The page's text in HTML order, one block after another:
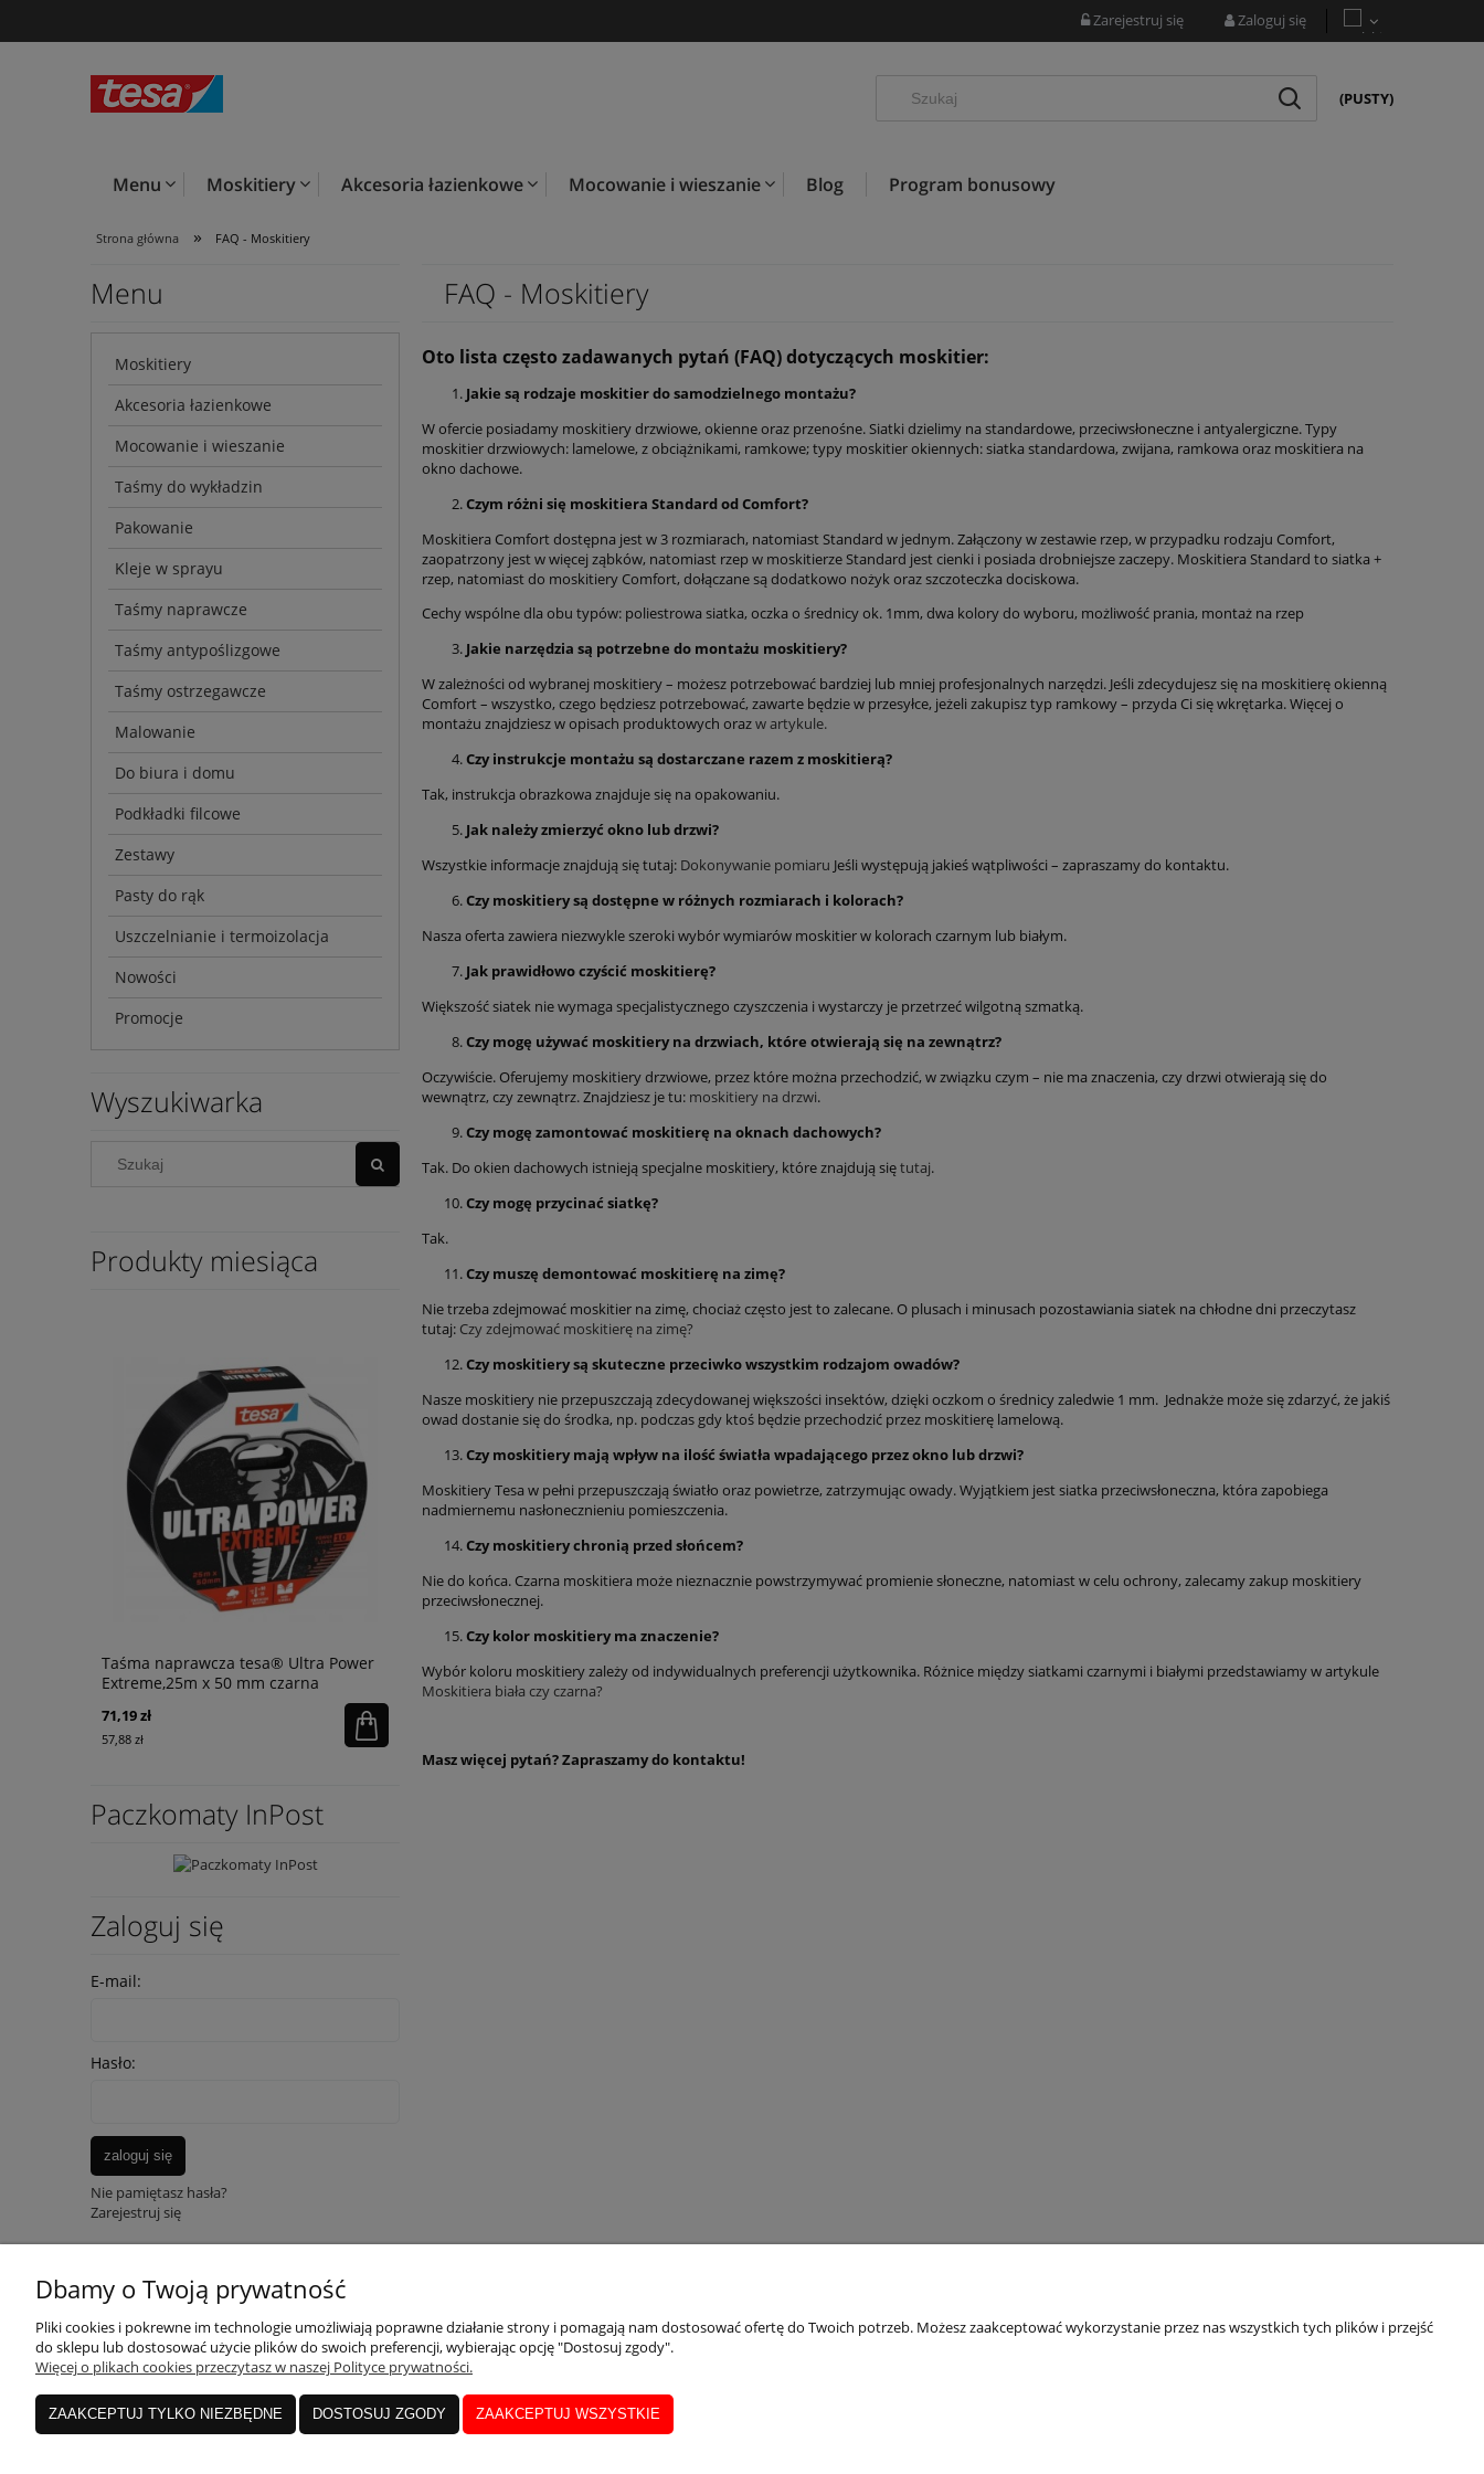
Zarejestruj się Zaloguj się
(PUSTY)
Menu Moskitiery Akcesoria łazienkowe Mocowanie i wieszanie Blog Program bonusowy
Strona główna » FAQ - Moskitiery
Menu
Moskitiery
Akcesoria łazienkowe
Mocowanie i wieszanie
Taśmy do wykładzin
Pakowanie
Kleje w sprayu
Taśmy naprawcze
Taśmy antypoślizgowe
Taśmy ostrzegawcze
Malowanie
Do biura i domu
Podkładki filcowe
Zestawy
Pasty do rąk
Uszczelnianie i termoizolacja
Nowości
Promocje
Wyszukiwarka
Produkty miesiąca
Taśma naprawcza tesa® Ultra Power
Extreme,25m x 50 mm czarna
71,19 zł
57,88 zł
Paczkomaty InPost
Zaloguj się
E-mail:
Hasło:
zaloguj się
Nie pamiętasz hasła?
Zarejestruj się
FAQ - Moskitiery
Oto lista często zadawanych pytań (FAQ) dotyczących moskitier:
Jakie są rodzaje moskitier do samodzielnego montażu?
W ofercie posiadamy moskitiery drzwiowe, okienne oraz przenośne. Siatki dzielimy na standardowe, przeciwsłoneczne i antyalergiczne. Typy
moskitier drzwiowych: lamelowe, z obciążnikami, ramkowe; typy moskitier okiennych: siatka standardowa, zwijana, ramkowa oraz moskitiera na
okno dachowe.
Czym różni się moskitiera Standard od Comfort?
Moskitiera Comfort dostępna jest w 3 rozmiarach, natomiast Standard w jednym. Załączony w zestawie rzep, w przypadku rodzaju Comfort,
zaopatrzony jest w więcej ząbków, natomiast rzep w moskitierze Standard jest cienki i posiada drobniejsze zaczepy. Moskitiera Standard to siatka +
rzep, natomiast do moskitiery Comfort, dołączane są dodatkowo nożyk oraz szczoteczka dociskowa.
Cechy wspólne dla obu typów: poliestrowa siatka, oczka o średnicy ok. 1mm, dwa kolory do wyboru, możliwość prania, montaż na rzep
Jakie narzędzia są potrzebne do montażu moskitiery?
W zależności od wybranej moskitiery – możesz potrzebować bardziej lub mniej profesjonalnych narzędzi. Jeśli zdecydujesz się na moskitierę okienną
Comfort – wszystko, czego będziesz potrzebować, zawarte będzie w przesyłce, jeżeli zakupisz typ ramkowy – przyda Ci się wkrętarka. Więcej o
montażu znajdziesz w opisach produktowych orazw artykule.
Czy instrukcje montażu są dostarczane razem z moskitierą?
Tak, instrukcja obrazkowa znajduje się na opakowaniu.
Jak należy zmierzyć okno lub drzwi?
Wszystkie informacje znajdują się tutaj: Dokonywanie pomiaru Jeśli występują jakieś wątpliwości – zapraszamy do kontaktu.
Czy moskitiery są dostępne w różnych rozmiarach i kolorach?
Nasza oferta zawiera niezwykle szeroki wybór wymiarów moskitier w kolorach czarnym lub białym.
Jak prawidłowo czyścić moskitierę?
Większość siatek nie wymaga specjalistycznego czyszczenia i wystarczy je przetrzeć wilgotną szmatką.
Czy mogę używać moskitiery na drzwiach, które otwierają się na zewnątrz?
Oczywiście. Oferujemy moskitiery drzwiowe, przez które można przechodzić, w związku czym – nie ma znaczenia, czy drzwi otwierają się do
wewnątrz, czy zewnątrz. Znajdziesz je tu: moskitiery na drzwi.
Czy mogę zamontować moskitierę na oknach dachowych?
Tak. Do okien dachowych istnieją specjalne moskitiery, które znajdują siętutaj.
Czy mogę przycinać siatkę?
Tak.
Czy muszę demontować moskitierę na zimę?
Nie trzeba zdejmować moskitier na zimę, chociaż często jest to zalecane. O plusach i minusach pozostawiania siatek na chłodne dni przeczytasz
tutaj: Czy zdejmować moskitierę na zimę?
Czy moskitiery są skuteczne przeciwko wszystkim rodzajom owadów?
Nasze moskitiery nie przepuszczają zdecydowanej większości insektów, dzięki oczkom o średnicy zaledwie 1 mm. Jednakże może się zdarzyć, że jakiś
owad dostanie się do środka, np. podczas gdy ktoś będzie przechodzić przez moskitierę lamelową.
Czy moskitiery mają wpływ na ilość światła wpadającego przez okno lub drzwi?
Moskitiery Tesa w pełni przepuszczają światło oraz powietrze, zatrzymując owady. Wyjątkiem jest siatka przeciwsłoneczna, która zapobiega
nadmiernemu nasłonecznieniu pomieszczenia.
Czy moskitiery chronią przed słońcem?
Nie do końca. Czarna moskitiera może nieznacznie powstrzymywać promienie słoneczne, natomiast w celu ochrony, zalecamy zakup moskitiery
przeciwsłonecznej.
Czy kolor moskitiery ma znaczenie?
Wybór koloru moskitiery zależy od indywidualnych preferencji użytkownika. Różnice między siatkami czarnymi i białymi przedstawiamy w artykule
Moskitiera biała czy czarna?
Masz więcej pytań? Zapraszamy do kontaktu!
OBSŁUGA KLIENTA
Dostawa i płatność
Zwroty i reklamacje
MOJE KONTO
Twoje zamówienia
Ustawienia konta
INFORMACJE STREFA WIEDZY
Dbamy o Twoją prywatność
Pliki cookies i pokrewne im technologie umożliwiają poprawne działanie strony i pomagają nam dostosować ofertę do Twoich potrzeb. Możesz zaakceptować wykorzystanie przez nas wszystkich tych plików i przejść
do sklepu lub dostosować użycie plików do swoich preferencji, wybierając opcję "Dostosuj zgody".
Więcej o plikach cookies przeczytasz w naszej Polityce prywatności.
ZAAKCEPTUJ TYLKO NIEZBĘDNE DOSTOSUJ ZGODY ZAAKCEPTUJ WSZYSTKIE